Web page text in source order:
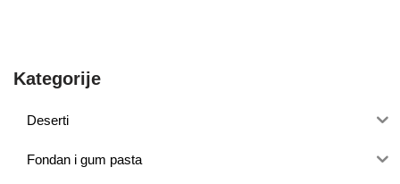
Kategorije
Deserti
Fondan i gum pasta